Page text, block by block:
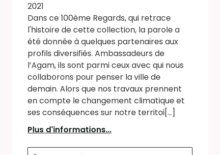
2021
Dans ce 100ème Regards, qui retrace
l'histoire de cette collection, la parole a
été donnée à quelques partenaires aux
profils diversifiés. Ambassadeurs de
l’Agam, ils sont parmi ceux avec qui nous
collaborons pour penser la ville de
demain. Alors que nos travaux prennent
en compte le changement climatique et
ses conséquences sur notre territoi[...]
Plus d'informations...